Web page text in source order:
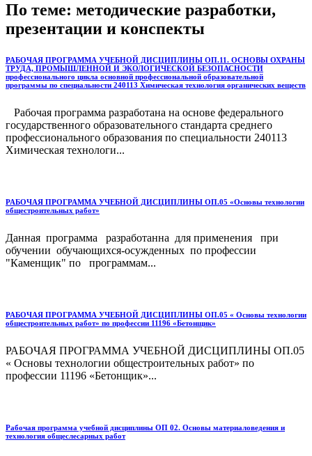
По теме: методические разработки,
презентации и конспекты
РАБОЧАЯ ПРОГРАММА УЧЕБНОЙ ДИСЦИПЛИНЫ ОП.11. ОСНОВЫ ОХРАНЫ
ТРУДА, ПРОМЫШЛЕННОЙ И ЭКОЛОГИЧЕСКОЙ БЕЗОПАСНОСТИ
профессионального цикла основной профессиональной образовательной
программы по специальности 240113 Химическая технология органических веществ
Рабочая программа разработана на основе федерального
государственного образовательного стандарта среднего
профессионального образования по специальности 240113
Химическая технологи...
РАБОЧАЯ ПРОГРАММА УЧЕБНОЙ ДИСЦИПЛИНЫ ОП.05 «Основы технологии
общестроительных работ»
Данная программа разработанна для применения при
обучении обучающихся-осужденных по профессии
"Каменщик" по программам...
РАБОЧАЯ ПРОГРАММА УЧЕБНОЙ ДИСЦИПЛИНЫ ОП.05 « Основы технологии
общестроительных работ» по профессии 11196 «Бетонщик»
РАБОЧАЯ ПРОГРАММА УЧЕБНОЙ ДИСЦИПЛИНЫ ОП.05
« Основы технологии общестроительных работ» по
профессии 11196 «Бетонщик»...
Рабочая программа учебной дисциплины ОП 02. Основы материаловедения и
технология общеслесарных работ